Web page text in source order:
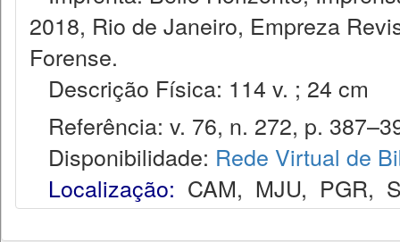
2018, Rio de Janeiro, Empreza
Forense.
Descrição Física: 114 v. ; 24 cm
Referência: v. 76, n. 272, p.
Disponibilidade: Rede Virtual de
Localização: CAM, MJU, PGR,